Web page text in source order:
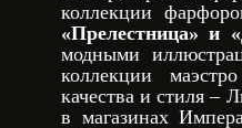
коллекции
«Прелестница» и
модными
коллекции
качества и стиля –
в магазинах